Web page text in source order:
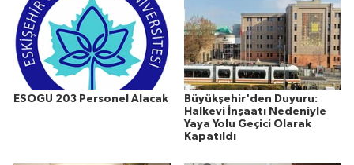
ESOGU 203 Personel Alacak
Büyükşehir'den Duyuru:
Halkevi İnşaatı Nedeniyle
Yaya Yolu Geçici Olarak
Kapatıldı